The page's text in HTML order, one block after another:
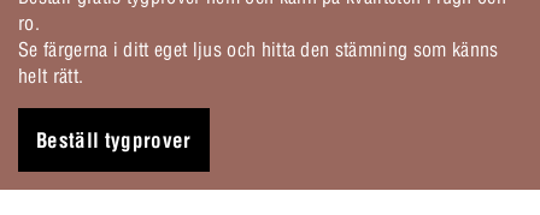
ro.
Se färgerna i ditt eget ljus och hitta den stämning som känns
helt rätt.
Beställ tygprover